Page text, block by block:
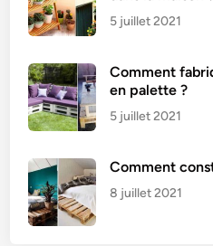
5 juillet 2021
Comment
en palette ?
5 juillet 2021
Comment
8 juillet 2021